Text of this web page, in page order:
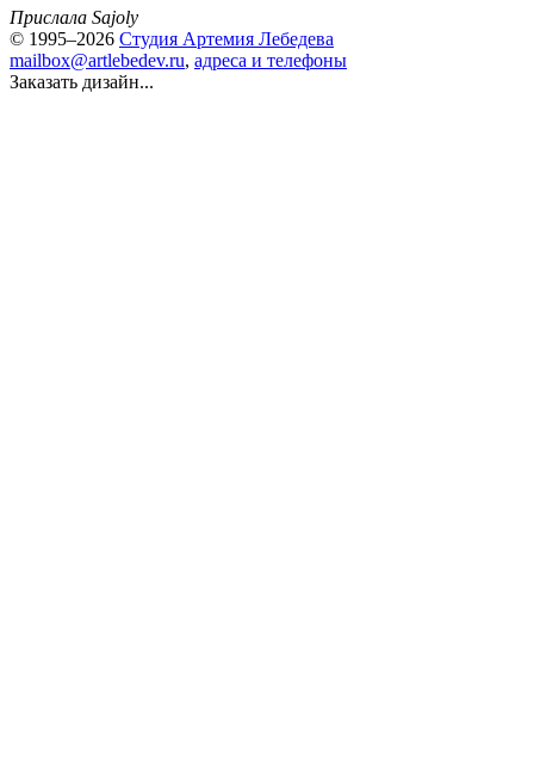
Прислала Sajoly
© 1995–2026 Студия Артемия Лебедева
mailbox@artlebedev.ru, адреса и телефоны
Заказать дизайн...